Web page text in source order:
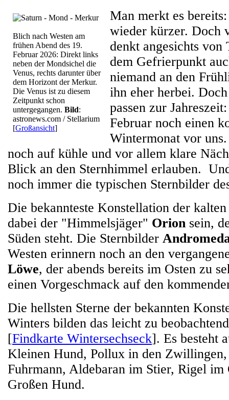
Blich nach Westen am
frühen Abend des 19.
Februar 2026: Direkt links
neben der Mondsichel die
Venus, rechts darunter über
dem Horizont der Merkur.
Die Venus ist zu diesem
Zeitpunkt schon
untergegangen. Bild:
astronews.com / Stellarium
[Großansicht]
Man merkt es
wieder kürzer. Doch
denkt angesichts von
dem Gefrierpunkt
niemand an den
ihn eher herbei.
passen zur
Februar noch einen
Wintermonat vor
noch auf kühle und vor allem klare
Blick an den Sternhimmel erlauben.
noch immer die typischen Sternbilder
Die bekannteste Konstellation der
dabei der "Himmelsjäger" Orion sein,
Süden steht. Die Sternbilder
Westen erinnern noch an den
Löwe, der abends bereits im Osten zu
einen Vorgeschmack auf den
Die hellsten Sterne der bekannten
Winters bilden das leicht zu
[Findkarte Wintersechseck]. Es besteht
Kleinen Hund, Pollux in den
Fuhrmann, Aldebaran im Stier, Rigel
Großen Hund.